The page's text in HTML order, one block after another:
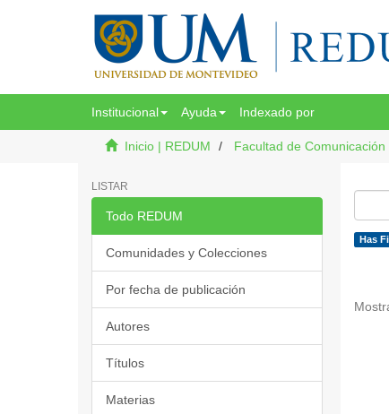
Institucional Ayuda Indexado por
Inicio | REDUM Facultad de Comunicación
LISTAR
Todo REDUM
Comunidades y Colecciones
Por fecha de publicación
Autores
Títulos
Materias
Has